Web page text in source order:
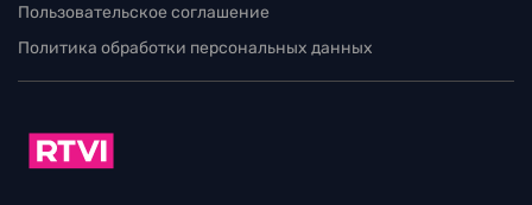
Пользовательское соглашение
Политика обработки персональных данных